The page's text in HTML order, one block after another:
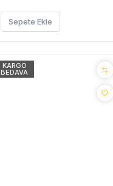
Sepete Ekle
KARGO
BEDAVA